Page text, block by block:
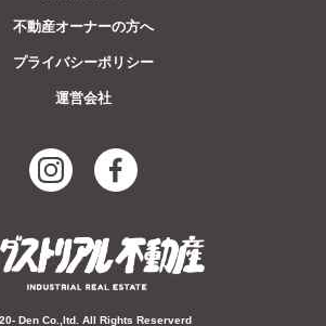
不動産オーナーの方へ
プライバシーポリシー
運営会社
Den Co.,ltd. All Rights Reserverd